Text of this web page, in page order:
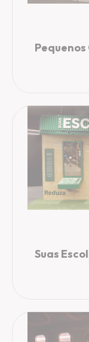
Suas